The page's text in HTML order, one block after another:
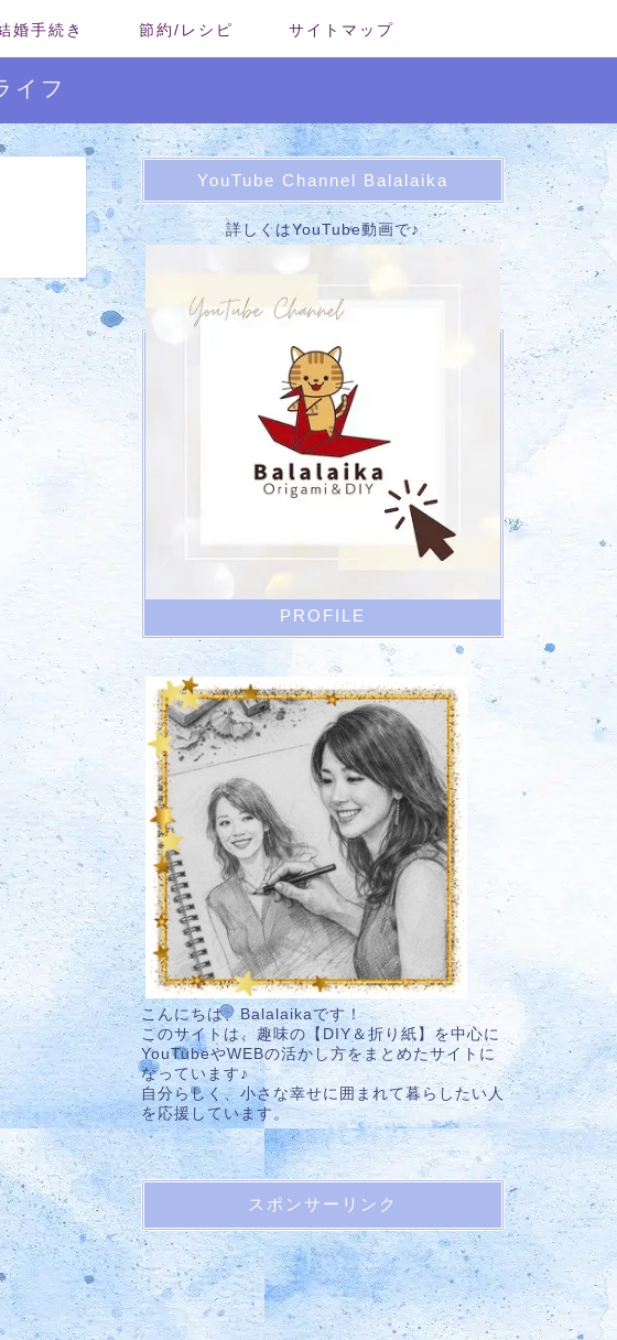
婚手続き 節約/レシピ サイトマップ
イフ
YouTube Channel Balalaika
詳しくはYouTube動画で♪
PROFILE
こんにちは、Balalaikaです！
このサイトは、趣味の【DIY＆折り紙】を中心に
YouTubeやWEBの活かし方をまとめたサイトに
なっています♪
自分らしく、小さな幸せに囲まれて暮らしたい人
を応援しています。
スポンサーリンク